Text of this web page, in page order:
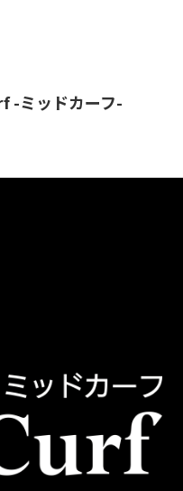
ミッドカーフ-